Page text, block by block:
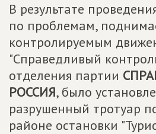
В результате
по проблемам,
контролируемым
"Справедливый
отделения партии
РОССИЯ, было
разрушенный тротуар
районе остановки